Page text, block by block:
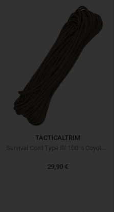
TACTICALTRIM
Survival Cord Type III 100m Coyote Brown
29,90 €